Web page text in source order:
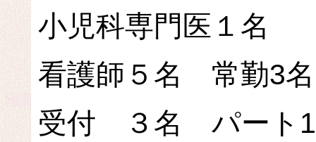
小児科専門医１名
看護師５名 常勤3
受付 ３名 パート